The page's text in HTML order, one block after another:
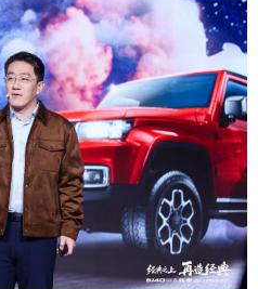
日本語 한국어